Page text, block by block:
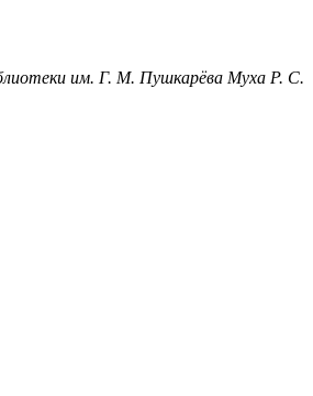
им. Г. М. Пушкарёва Муха Р. С.